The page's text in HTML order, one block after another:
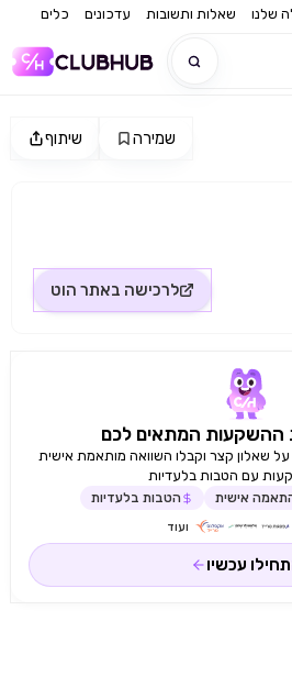
שלנו שאלות ותשובות עדכונים כלים
שיתוף שמירה
לרכישה באתר הוט
ההשקעות המתאים לכם
שאלון קצר וקבלו השוואה מותאמת אישית
עם הטבות בלעדיות
אישית הטבות בלעדיות
ועוד
עכשיו